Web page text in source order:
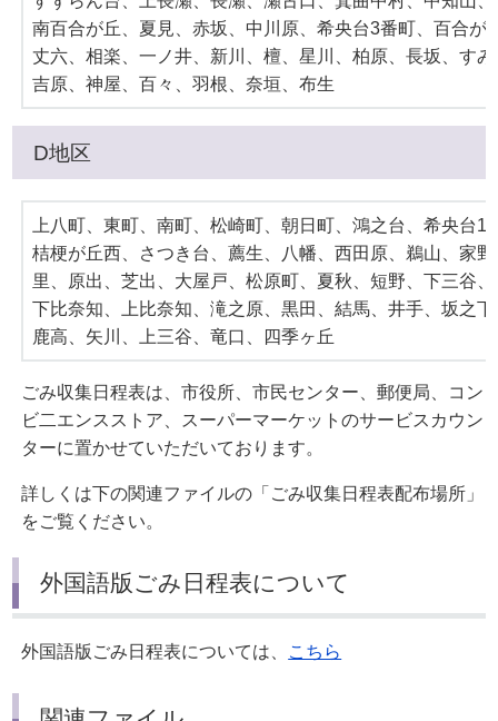
南百合が丘、夏見、赤坂、中川原、希央台3番町、百合が
丈六、相楽、一ノ井、新川、檀、星川、柏原、長坂、す
吉原、神屋、百々、羽根、奈垣、布生
D地区
上八町、東町、南町、松崎町、朝日町、鴻之台、希央台1
桔梗が丘西、さつき台、薦生、八幡、西田原、鵜山、家
里、原出、芝出、大屋戸、松原町、夏秋、短野、下三谷
下比奈知、上比奈知、滝之原、黒田、結馬、井手、坂之
鹿高、矢川、上三谷、竜口、四季ヶ丘
ごみ収集日程表は、市役所、市民センター、郵便局、コン
ビ二エンスストア、スーパーマーケットのサービスカウン
ターに置かせていただいております。
詳しくは下の関連ファイルの「ごみ収集日程表配布場所」
をご覧ください。
外国語版ごみ日程表について
外国語版ごみ日程表については、 こちら